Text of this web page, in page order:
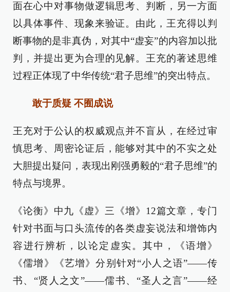
面在心中对事物做逻辑思考、判断，另一方面
以具体事件、现象来验证。由此，王充得以判
断事物的是非真伪，对其中“虚妄”的内容加以批
判，并提出更为合理的见解。王充的著述思维
过程正体现了中华传统“君子思维”的突出特点。
敢于质疑 不囿成说
王充对于公认的权威观点并不盲从，在经过审
慎思考、周密论证后，能够对其中的不实之处
大胆提出疑问，表现出刚强勇毅的“君子思维”的
特点与境界。
《论衡》中九《虚》三《增》12篇文章，专门
针对书面与口头流传的各类虚妄说法和增饰内
容进行辨析，以论定虚实。其中，《语增》
《儒增》《艺增》分别针对“小人之语”——传
书、“贤人之文”——儒书、“圣人之言”——经